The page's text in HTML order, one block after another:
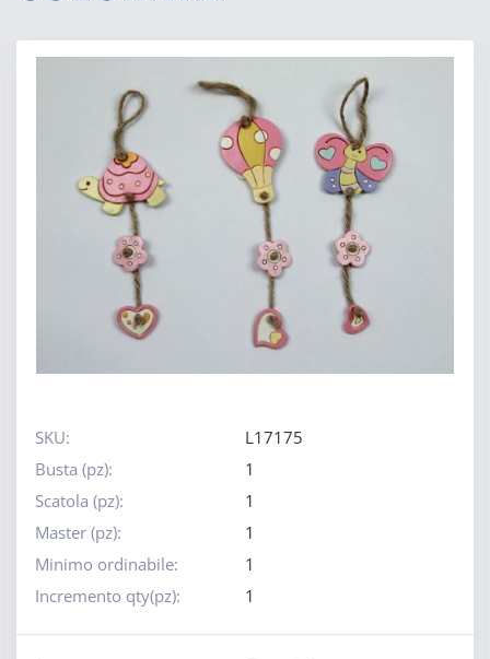
SKU:
L17175
Busta (pz):
1
Scatola (pz):
1
Master (pz):
1
Minimo ordinabile:
1
Incremento qty(pz):
1